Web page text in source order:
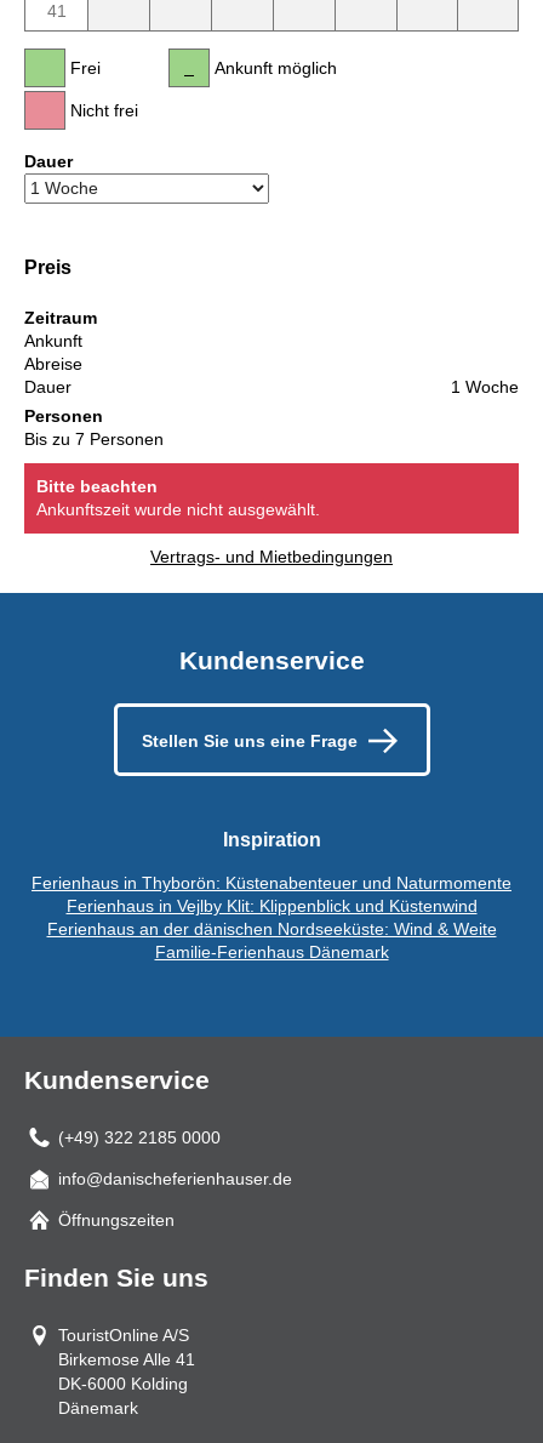
41
Frei
Nicht frei
Ankunft möglich
Dauer
Preis
Zeitraum
Ankunft
Abreise
Dauer
1 Woche
Personen
Bis zu 7 Personen
Bitte beachten
Ankunftszeit wurde nicht ausgewählt.
Vertrags- und Mietbedingungen
Kundenservice
Stellen Sie uns eine Frage
Inspiration
Ferienhaus in Thyborön: Küstenabenteuer und Naturmomente
Ferienhaus in Vejlby Klit: Klippenblick und Küstenwind
Ferienhaus an der dänischen Nordseeküste: Wind & Weite
Familie-Ferienhaus Dänemark
Kundenservice
(+49) 322 2185 0000
Mail
info@danischeferienhauser.de
Öffnungszeiten
Finden Sie uns
TouristOnline A/S
Birkemose Alle 41
DK-6000 Kolding
Dänemark